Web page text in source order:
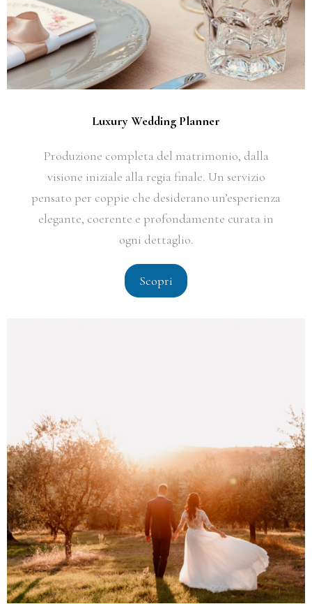
Luxury Wedding Planner
Produzione completa del matrimonio, dalla
visione iniziale alla regia finale. Un servizio
pensato per coppie che desiderano un’esperienza
elegante, coerente e profondamente curata in
ogni dettaglio.
Scopri